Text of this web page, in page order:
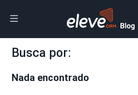
Busca por:
Nada encontrado